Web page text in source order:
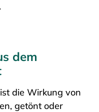
dem
die Wirkung von
getönt oder